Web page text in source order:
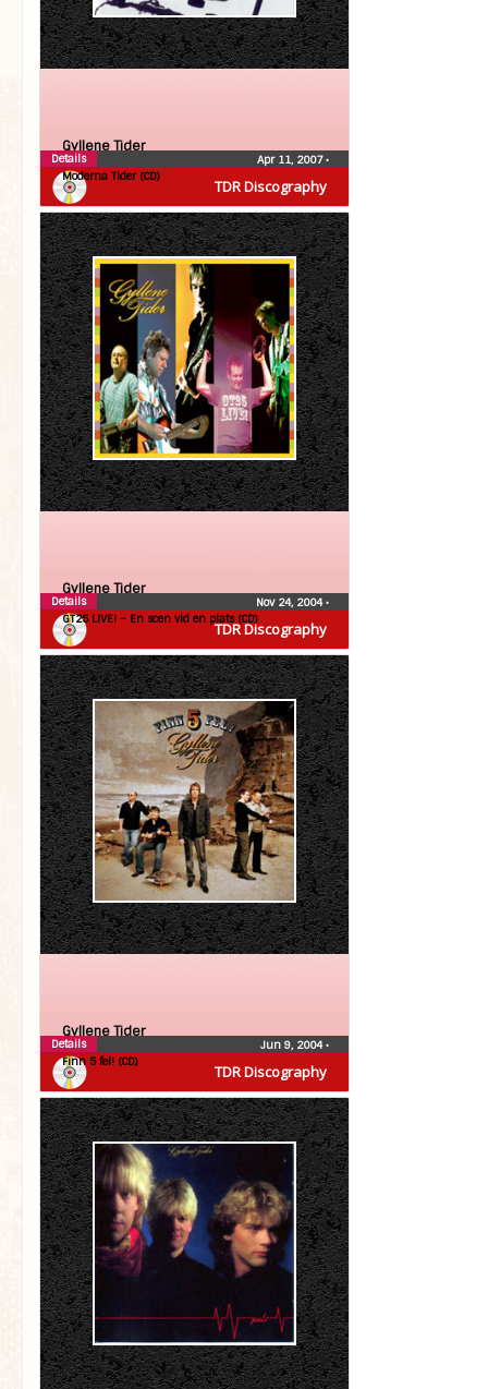
TDR Discography
Gyllene Tider
Moderna Tider (CD)
Apr 11, 2007•
Details
TDR Discography
Gyllene Tider
GT25 LIVE! – En scen vid en plats (CD)
Nov 24, 2004•
Details
TDR Discography
Gyllene Tider
Finn 5 fel! (CD)
Jun 9, 2004•
Details